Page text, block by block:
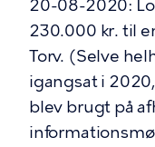
20-08-2020:
230.000 kr. til
Torv. (Selve
igangsat i
blev brugt på